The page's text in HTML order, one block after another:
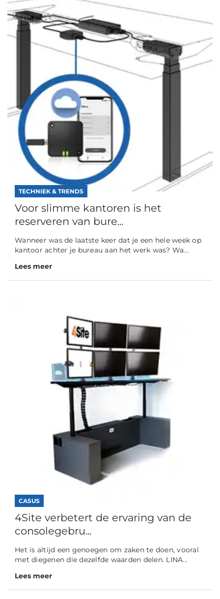
TECHNIEK & TRENDS
Voor slimme kantoren is het
reserveren van bure...
Wanneer was de laatste keer dat je een hele week op
kantoor achter je bureau aan het werk was? Wa...
Lees meer
CASUS
4Site verbetert de ervaring van de
consolegebru...
Het is altijd een genoegen om zaken te doen, vooral
met diegenen die dezelfde waarden delen. LINA...
Lees meer